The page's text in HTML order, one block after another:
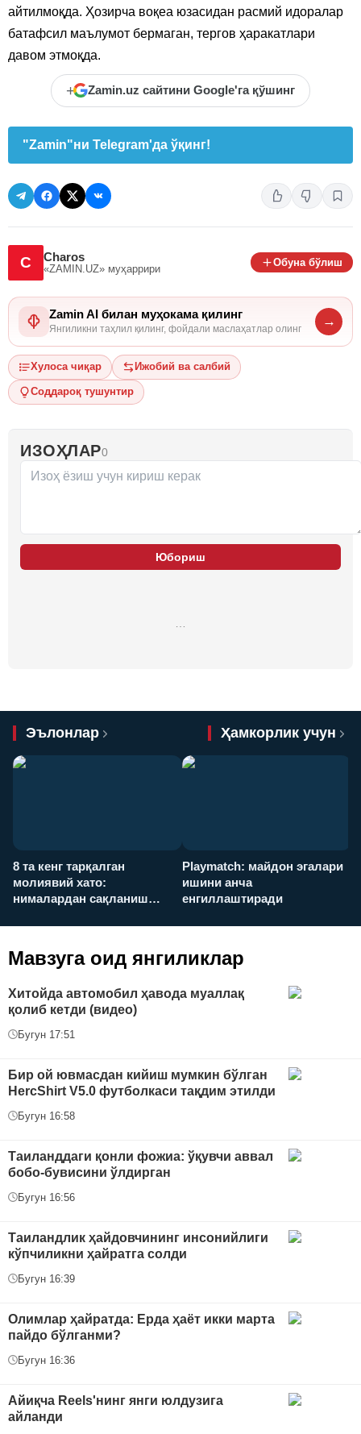
айтилмоқда. Ҳозирча воқеа юзасидан расмий идоралар
батафсил маълумот бермаган, тергов ҳаракатлари
давом этмоқда.
+ Zamin.uz сайтини Google'га қўшинг
"Zamin"ни Telegram'да ўқинг!
C Charos
«ZAMIN.UZ» муҳаррири
Обуна бўлиш
Zamin AI билан муҳокама қилинг
Янгиликни таҳлил қилинг, фойдали маслаҳатлар олинг
→
Хулоса чиқар Ижобий ва салбий
Соддароқ тушунтир
ИЗОҲЛАР0
Юбориш
Эълонлар Ҳамкорлик учун
8 та кенг тарқалган
молиявий хато:
нималардан сақланиш
Playmatch: майдон эгалари
ишини анча
енгиллаштиради
Мавзуга оид янгиликлар
Хитойда автомобил ҳавода муаллақ
қолиб кетди (видео)
Бугун 17:51
Бир ой ювмасдан кийиш мумкин бўлган
HercShirt V5.0 футболкаси тақдим этилди
Бугун 16:58
Таиланддаги қонли фожиа: ўқувчи аввал
бобо-бувисини ўлдирган
Бугун 16:56
Таиландлик ҳайдовчининг инсонийлиги
кўпчиликни ҳайратга солди
Бугун 16:39
Олимлар ҳайратда: Ерда ҳаёт икки марта
пайдо бўлганми?
Бугун 16:36
Айиқча Reels'нинг янги юлдузига
айланди